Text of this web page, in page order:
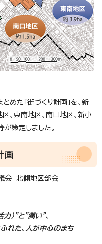
めた「街づくり計画」を、新
、東南地区、南口地区、新小
策定しました。
画
会 北側地区部会
と”潤い”、
人が中心のまち